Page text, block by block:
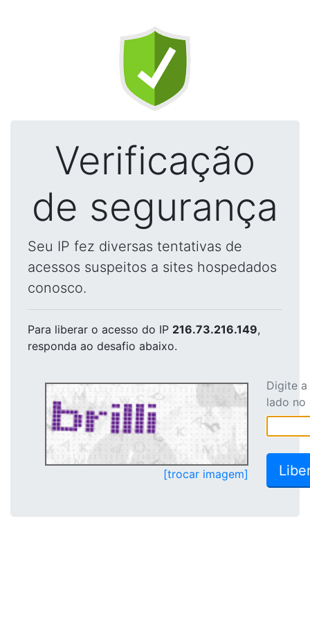
Verificação
de segurança
Seu IP fez diversas tentativas de
acessos suspeitos a sites hospedados
conosco.
Para liberar o acesso do IP 216.73.216.149,
responda ao desafio abaixo.
[trocar imagem]
Digite
lado no